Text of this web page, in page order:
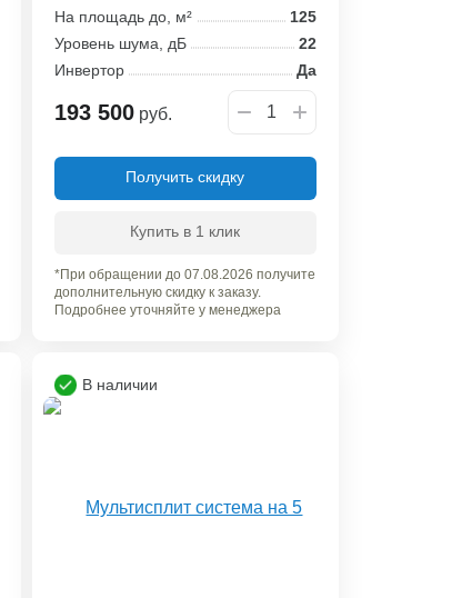
На площадь до, м²
125
Уровень шума, дБ
22
Инвертор
Да
193 500 руб.
Получить скидку
Купить в 1 клик
*При обращении до 07.08.2026 получите
дополнительную скидку к заказу.
Подробнее уточняйте у менеджера
В наличии